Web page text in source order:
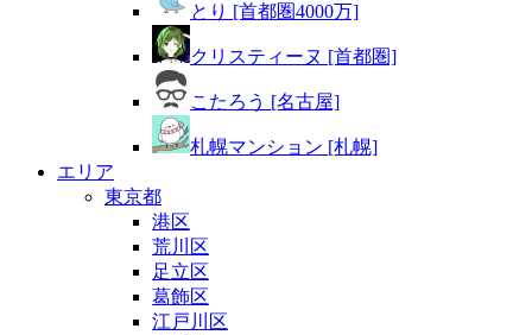
とり [首都圏4000万]
クリスティーヌ [首都圏]
こたろう [名古屋]
札幌マンション [札幌]
エリア
東京都
港区
荒川区
足立区
葛飾区
江戸川区